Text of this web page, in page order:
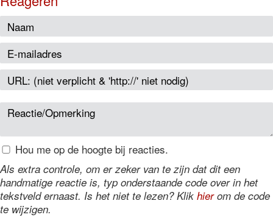
Hou me op de hoogte bij reacties.
Als extra controle, om er zeker van te zijn dat dit een
handmatige reactie is, typ onderstaande code over in het
tekstveld ernaast. Is het niet te lezen? Klik hierom de code
te wijzigen.